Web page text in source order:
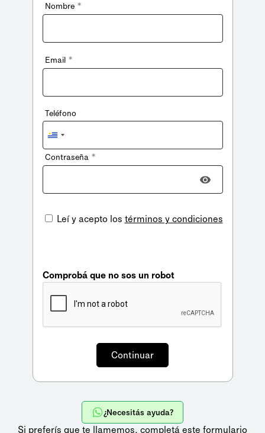
Nombre *
Email *
Teléfono
Uruguay
+598
Contraseña *
Leí y acepto los términos y condiciones
Comprobá que no sos un robot
¿Necesitás ayuda?
Si preferís que te llamemos, completá este formulario